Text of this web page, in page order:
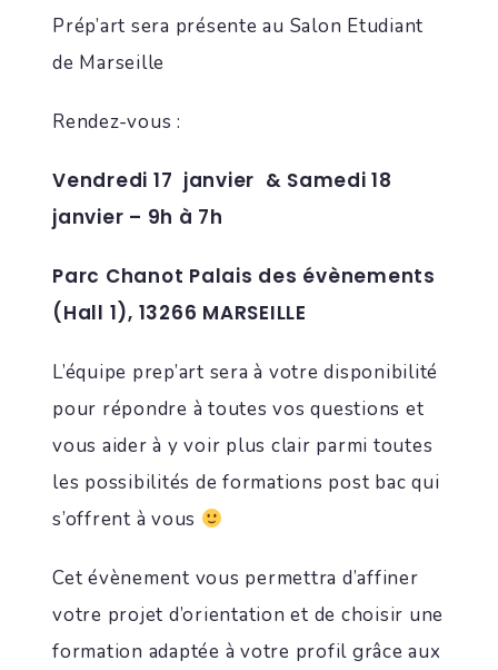
Prép’art sera présente au Salon Etudiant
de Marseille
Rendez-vous :
Vendredi 17 janvier & Samedi 18
janvier – 9h à 7h
Parc Chanot Palais des évènements
(Hall 1), 13266 MARSEILLE
L’équipe prep’art sera à votre disponibilité
pour répondre à toutes vos questions et
vous aider à y voir plus clair parmi toutes
les possibilités de formations post bac qui
s’offrent à vous
Cet évènement vous permettra d’affiner
votre projet d’orientation et de choisir une
formation adaptée à votre profil grâce aux